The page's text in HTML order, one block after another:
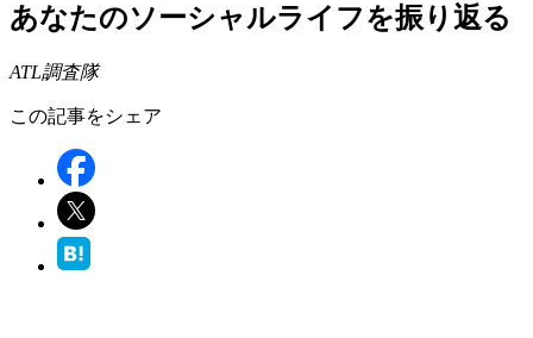
あなたのソーシャルライフを振り返る
ATL調査隊
この記事をシェア